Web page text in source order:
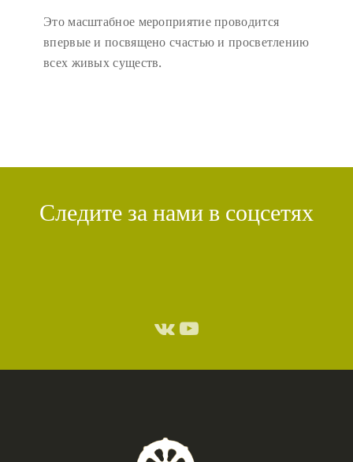
Это масштабное мероприятие проводится
впервые и посвящено счастью и просветлению
всех живых существ.
Следите за нами в соцсетях